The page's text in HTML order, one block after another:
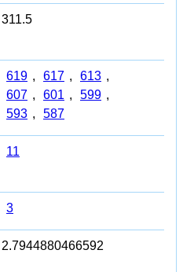
311.5
619 , 617 , 613 ,
607 , 601 , 599 ,
593 , 587
11
3
2.7944880466592